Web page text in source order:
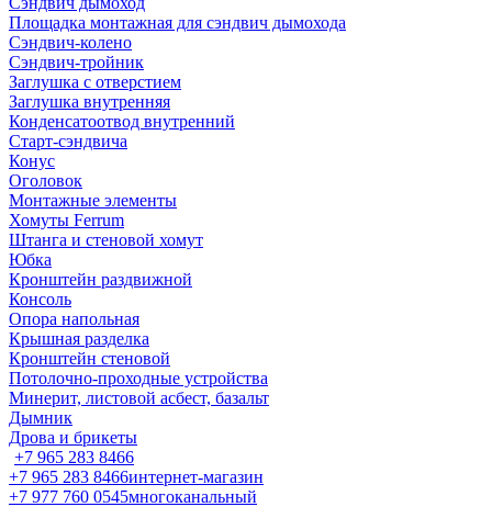
Площадка монтажная для сэндвич дымохода
Сэндвич-колено
Сэндвич-тройник
Заглушка с отверстием
Заглушка внутренняя
Конденсатоотвод внутренний
Старт-сэндвича
Конус
Оголовок
Монтажные элементы
Хомуты Ferrum
Штанга и стеновой хомут
Юбка
Кронштейн раздвижной
Консоль
Опора напольная
Крышная разделка
Кронштейн стеновой
Потолочно-проходные устройства
Минерит, листовой асбест, базальт
Дымник
Дрова и брикеты
+7 965 283 8466
+7 965 283 8466интернет-магазин
+7 977 760 0545многоканальный